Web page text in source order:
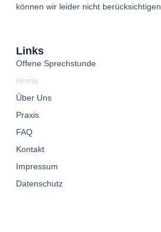
können wir leider nicht berücksichtigen.
Links
Offene Sprechstunde
Home
Über Uns
Praxis
FAQ
Kontakt
Impressum
Datenschutz